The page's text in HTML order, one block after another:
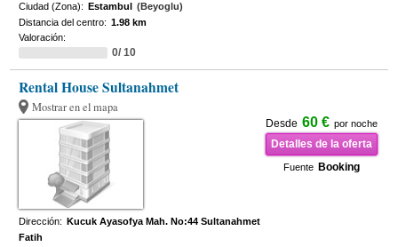
Ciudad (Zona): Estambul (Beyoglu)
Distancia del centro: 1.98 km
Valoración:
0/ 10
Rental House Sultanahmet
Mostrar en el mapa
Desde 60 € por noche
Detalles de la oferta
Fuente Booking
Dirección: Kucuk Ayasofya Mah. No:44 Sultanahmet
Fatih